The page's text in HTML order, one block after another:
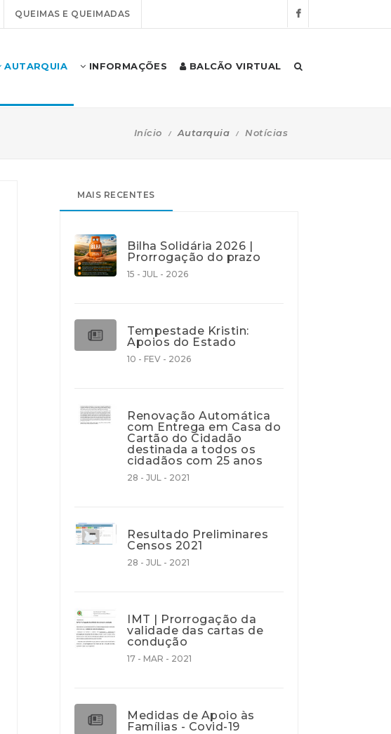
QUEIMAS E QUEIMADAS
AUTARQUIA INFORMAÇÕES BALCÃO VIRTUAL
Início Autarquia Notícias
MAIS RECENTES
Bilha Solidária 2026 |
Prorrogação do prazo
15 - JUL - 2026
Tempestade Kristin:
Apoios do Estado
10 - FEV - 2026
Renovação Automática
com Entrega em Casa do
Cartão do Cidadão
destinada a todos os
cidadãos com 25 anos
28 - JUL - 2021
Resultado Preliminares
Censos 2021
28 - JUL - 2021
IMT | Prorrogação da
validade das cartas de
condução
17 - MAR - 2021
Medidas de Apoio às
Famílias - Covid-19